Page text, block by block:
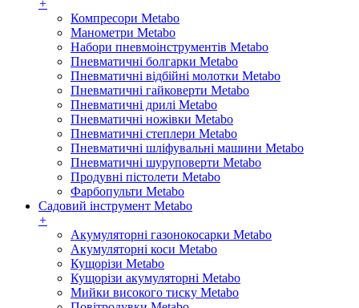
+
Компресори Metabo
Манометри Metabo
Набори пневмоінструментів Metabo
Пневматичні болгарки Metabo
Пневматичні відбійні молотки Metabo
Пневматичні гайковерти Metabo
Пневматичні дрилі Metabo
Пневматичні ножівки Metabo
Пневматичні степлери Metabo
Пневматичні шліфувальні машини Metabo
Пневматичні шуруповерти Metabo
Продувні пістолети Metabo
Фарбопульти Metabo
Садовий інструмент Metabo
+
Акумуляторні газонокосарки Metabo
Акумуляторні коси Metabo
Кущорізи Metabo
Кущорізи акумуляторні Metabo
Мийки високого тиску Metabo